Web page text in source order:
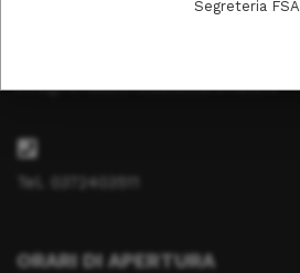
info@fondazionesaluteanimale.it
Tel. 0372403511
ORARI DI APERTURA
Segreteria FSA